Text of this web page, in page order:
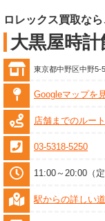
ロレックス買取な
大黒屋時
東京都中野区中野5-
Googleマップを
店舗までのルー
03-5318-5250
11:00～20:00（定
駅からの詳しい